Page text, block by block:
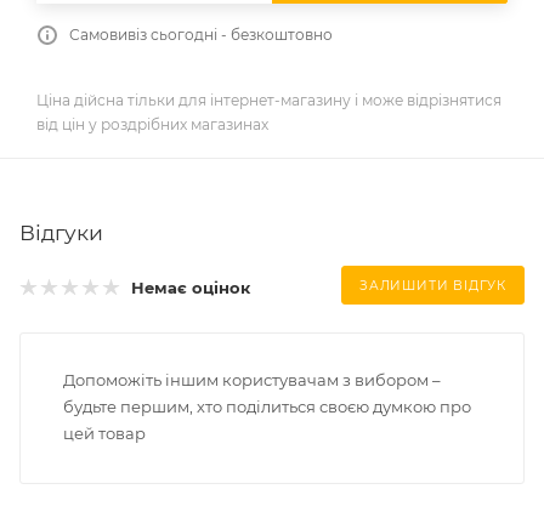
Самовивіз сьогодні - безкоштовно
Ціна дійсна тільки для інтернет-магазину і може відрізнятися
від цін у роздрібних магазинах
Відгуки
Немає оцінок ЗАЛИШИТИ ВІДГУК
Допоможіть іншим користувачам з вибором –
будьте першим, хто поділиться своєю думкою про
цей товар